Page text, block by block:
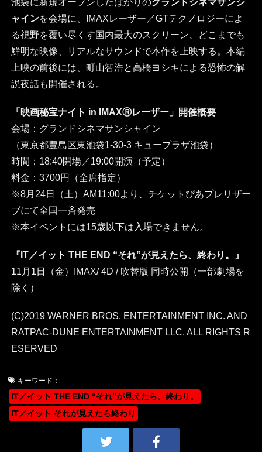
池袋に新規オープンしたばかりのグランドシネマサンシ
ャインを会場に、IMAXレーザー／GTテクノロジーによ
る視野を覆い尽くす国内最大のスクリーン、どこまでも
鮮明な映像、リアルなサウンドで本作を上映する。本編
上映の前後には、町山智浩と高橋ヨシキによる恐怖の解
説夜話も開催される。
「映画秘宝ナイト in IMAXⓇレーザー」開催概要
会場：グランドシネマサンシャイン
（東京都豊島区東池袋1-30-3 キュープラザ池袋）
時間：18:40開場／19:00開演（予定）
料金：3700円（全席指定）
※8月24日（土）AM11:00より、チケットぴあプレリザー
ブにて全国一斉発売
※本イベントには15歳以下は入場できません。
『IT／イット THE END “それ”が見えたら、終わり。』
11月1日（金）IMAX/ 4D / 吹替版 同時公開（一部劇場を
除く）
(C)2019 WARNER BROS. ENTERTAINMENT INC. AND
RATPAC-DUNE ENTERTAINMENT LLC. ALL RIGHTS R
ESERVED
キーワード：
IT／イット THE END “それ”が見えたら、終わり。
IT／イット それが見えたら終わり